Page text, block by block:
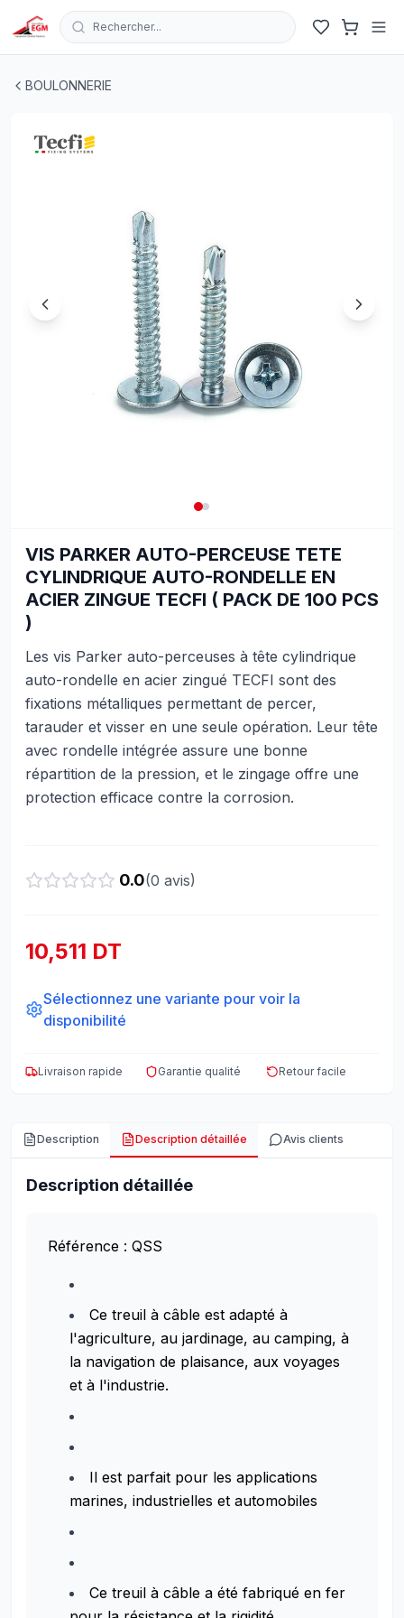
Rechercher...
BOULONNERIE
VIS PARKER AUTO-PERCEUSE TETE
CYLINDRIQUE AUTO-RONDELLE EN
ACIER ZINGUE TECFI ( PACK DE 100 PCS
)
Les vis Parker auto-perceuses à tête cylindrique
auto-rondelle en acier zingué TECFI sont des
fixations métalliques permettant de percer,
tarauder et visser en une seule opération. Leur tête
avec rondelle intégrée assure une bonne
répartition de la pression, et le zingage offre une
protection efficace contre la corrosion.
0.0(0 avis)
10,511 DT
Sélectionnez une variante pour voir la
disponibilité
Livraison rapide Garantie qualité Retour facile
Description Description détaillée Avis clients
Description détaillée
Référence : QSS
Ce treuil à câble est adapté à
l'agriculture, au jardinage, au camping, à
la navigation de plaisance, aux voyages
et à l'industrie.
Il est parfait pour les applications
marines, industrielles et automobiles
Ce treuil à câble a été fabriqué en fer